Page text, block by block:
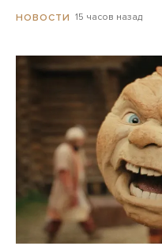
НОВОСТИ 15 часов назад